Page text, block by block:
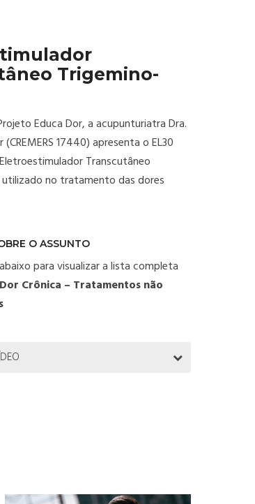
Trigemino-
Educa Dor, a acupunturiatra Dra.
(CREMERS 17440) apresenta o EL30
Transcutâneo
utilizado no tratamento das dores
O ASSUNTO
para visualizar a lista completa
Dor Crônica – Tratamentos não